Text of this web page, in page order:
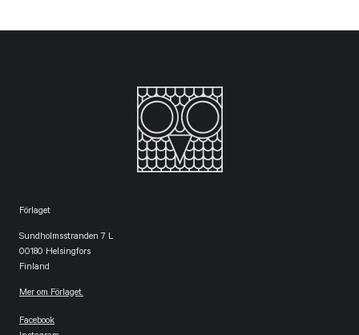
Förlaget
Sundholmsstranden 7 L
00180 Helsingfors
Finland
Mer om Förlaget.
Facebook